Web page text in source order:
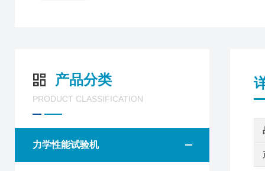
产品分类
PRODUCT CLASSIFICATION
力学性能试验机